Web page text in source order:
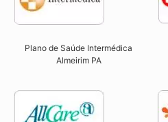
Plano de Saúde Intermédica
Almeirim PA​